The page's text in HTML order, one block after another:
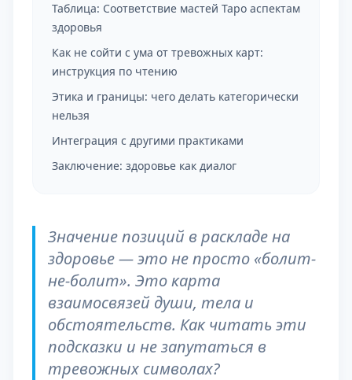
Таблица: Соответствие мастей Таро аспектам
здоровья
Как не сойти с ума от тревожных карт:
инструкция по чтению
Этика и границы: чего делать категорически
нельзя
Интеграция с другими практиками
Заключение: здоровье как диалог
Значение позиций в раскладе на
здоровье — это не просто «болит-
не-болит». Это карта
взаимосвязей души, тела и
обстоятельств. Как читать эти
подсказки и не запутаться в
тревожных символах?